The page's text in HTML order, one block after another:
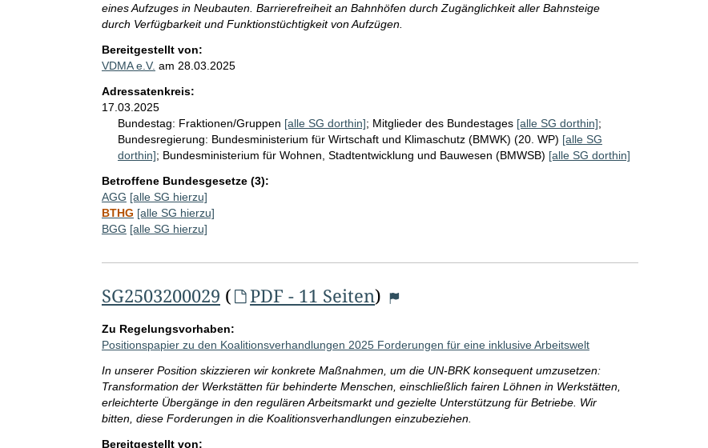
eines Aufzuges in Neubauten. Barrierefreiheit an Bahnhöfen durch Zugänglichkeit aller Bahnsteige
durch Verfügbarkeit und Funktionstüchtigkeit von Aufzügen.
Bereitgestellt von:
VDMA e.V. am 28.03.2025
Adressatenkreis:
17.03.2025
Bundestag: Fraktionen/Gruppen [alle SG dorthin]; Mitglieder des Bundestages [alle SG dorthin];
Bundesregierung: Bundesministerium für Wirtschaft und Klimaschutz (BMWK) (20. WP) [alle SG
dorthin]; Bundesministerium für Wohnen, Stadtentwicklung und Bauwesen (BMWSB) [alle SG dorthin]
Betroffene Bundesgesetze (3):
AGG [alle SG hierzu]
BTHG [alle SG hierzu]
BGG [alle SG hierzu]
SG2503200029 ( PDF - 11 Seiten)
Zu Regelungsvorhaben:
Positionspapier zu den Koalitionsverhandlungen 2025 Forderungen für eine inklusive Arbeitswelt
In unserer Position skizzieren wir konkrete Maßnahmen, um die UN-BRK konsequent umzusetzen:
Transformation der Werkstätten für behinderte Menschen, einschließlich fairen Löhnen in Werkstätten,
erleichterte Übergänge in den regulären Arbeitsmarkt und gezielte Unterstützung für Betriebe. Wir
bitten, diese Forderungen in die Koalitionsverhandlungen einzubeziehen.
Bereitgestellt von: